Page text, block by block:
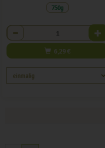
750g
Anzahl
6,29 €